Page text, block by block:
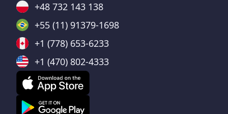
+48 732 143 138
+55 (11) 91379-1698
+1 (778) 653-6233
+1 (470) 802-4333